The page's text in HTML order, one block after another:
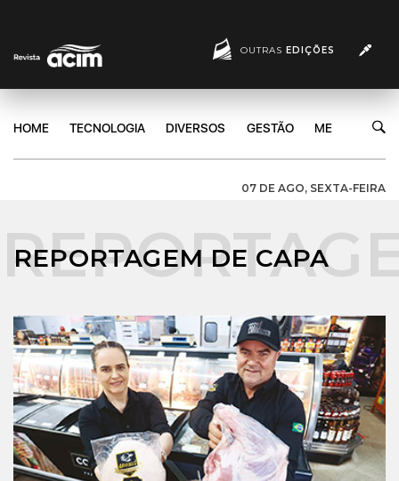
OUTRAS EDIÇÕES
HOME TECNOLOGIA DIVERSOS GESTÃO MERCADO
07 DE AGO, SEXTA-FEIRA
REPORTAGEM DE CAPA